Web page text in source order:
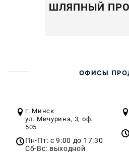
ШЛЯПНЫЙ
ОФИСЫ
г. Минск
ул. Мичурина, 3, оф.
505
Пн-Пт: с 9:00 до 17:30
Сб-Вс: выходной